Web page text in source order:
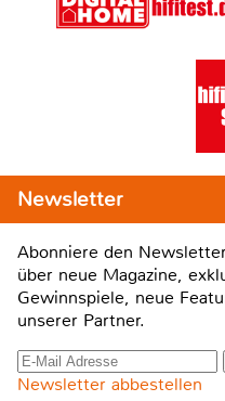
Newsletter
Abonniere den
über neue Magazine,
Gewinnspiele, neue
unserer Partner.
Newsletter abbestellen